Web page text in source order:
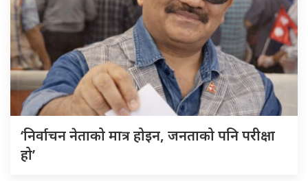
‘निर्वाचन नेताको मात्र होइन, जनताको पनि परीक्षा
हो’